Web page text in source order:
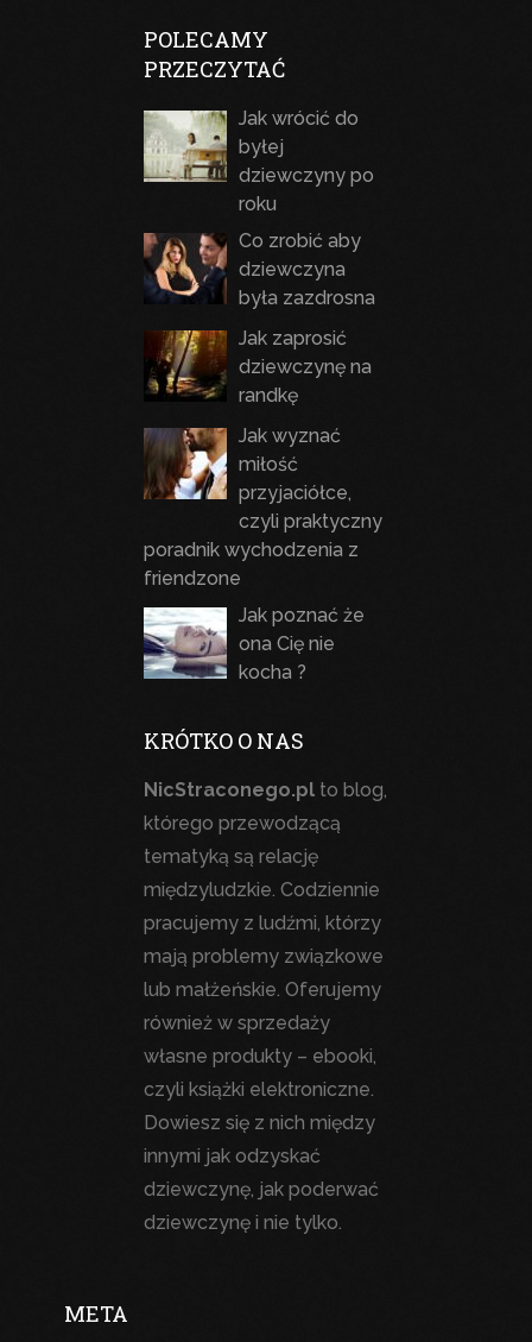
POLECAMY
PRZECZYTAĆ
Jak wrócić do
byłej
dziewczyny po
roku
Co zrobić aby
dziewczyna
była zazdrosna
Jak zaprosić
dziewczynę na
randkę
Jak wyznać
miłość
przyjaciółce,
czyli praktyczny
poradnik wychodzenia z
friendzone
Jak poznać że
ona Cię nie
kocha ?
KRÓTKO O NAS
NicStraconego.pl to blog,
którego przewodzącą
tematyką są relację
międzyludzkie. Codziennie
pracujemy z ludźmi, którzy
mają problemy związkowe
lub małżeńskie. Oferujemy
również w sprzedaży
własne produkty – ebooki,
czyli książki elektroniczne.
Dowiesz się z nich między
innymi jak odzyskać
dziewczynę, jak poderwać
dziewczynę i nie tylko.
META